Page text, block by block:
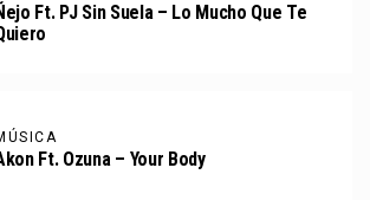
Ft. PJ Sin Suela – Lo Mucho Que Te
Ft. Ozuna – Your Body